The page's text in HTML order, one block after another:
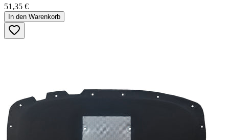
51,35 €
In den Warenkorb